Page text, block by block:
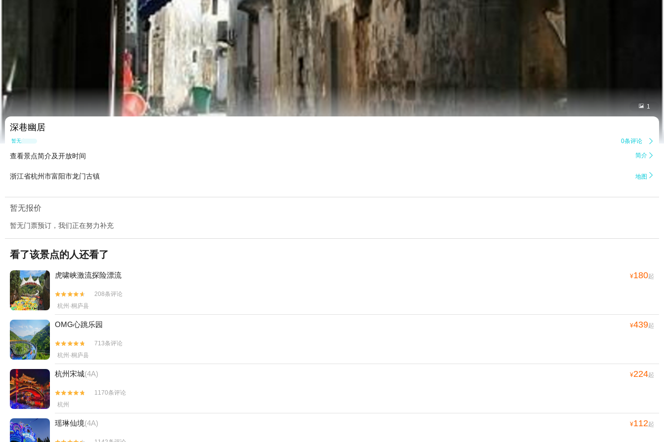
 1
深巷幽居
暂无点评 0条评论 
查看景点简介及开放时间 简介 
浙江省杭州市富阳市龙门古镇 地图 
暂无报价
暂无门票预订，我们正在努力补充
看了该景点的人还看了
虎啸峡激流探险漂流 ¥180起


208条评论
杭州·桐庐县
OMG心跳乐园 ¥439起


713条评论
杭州·桐庐县
杭州宋城(4A) ¥224起


1170条评论
杭州
瑶琳仙境(4A) ¥112起